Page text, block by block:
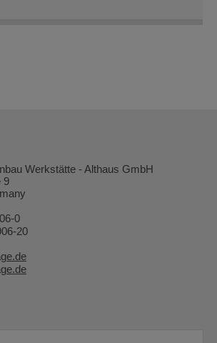
Werkstätte - Althaus GmbH
9
0
20